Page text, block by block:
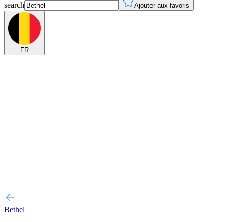
search Ajouter aux favoris
FR
Bethel